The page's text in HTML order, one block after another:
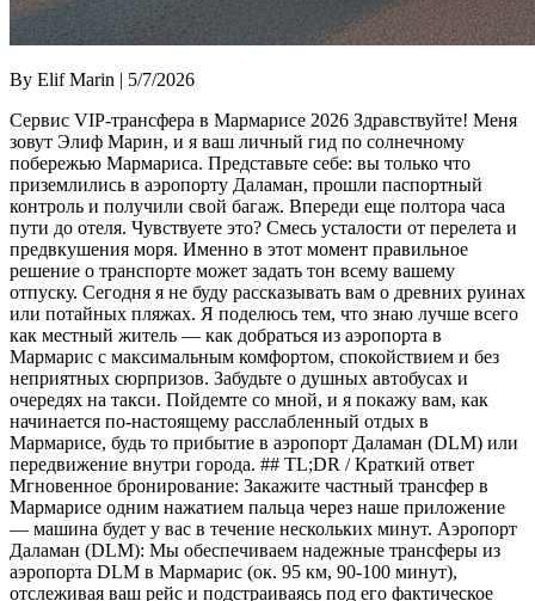
By Elif Marin | 5/7/2026
Сервис VIP-трансфера в Мармарисе 2026 Здравствуйте! Меня
зовут Элиф Марин, и я ваш личный гид по солнечному
побережью Мармариса. Представьте себе: вы только что
приземлились в аэропорту Даламан, прошли паспортный
контроль и получили свой багаж. Впереди еще полтора часа
пути до отеля. Чувствуете это? Смесь усталости от перелета и
предвкушения моря. Именно в этот момент правильное
решение о транспорте может задать тон всему вашему
отпуску. Сегодня я не буду рассказывать вам о древних руинах
или потайных пляжах. Я поделюсь тем, что знаю лучше всего
как местный житель — как добраться из аэропорта в
Мармарис с максимальным комфортом, спокойствием и без
неприятных сюрпризов. Забудьте о душных автобусах и
очередях на такси. Пойдемте со мной, и я покажу вам, как
начинается по-настоящему расслабленный отдых в
Мармарисе, будь то прибытие в аэропорт Даламан (DLM) или
передвижение внутри города. ## TL;DR / Краткий ответ
Мгновенное бронирование: Закажите частный трансфер в
Мармарисе одним нажатием пальца через наше приложение
— машина будет у вас в течение нескольких минут. Аэропорт
Даламан (DLM): Мы обеспечиваем надежные трансферы из
аэропорта DLM в Мармарис (ок. 95 км, 90-100 минут),
отслеживая ваш рейс и подстраиваясь под его фактическое